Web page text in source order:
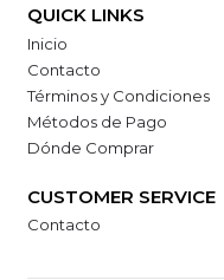
QUICK LINKS
Inicio
Contacto
Términos y Condiciones
Métodos de Pago
Dónde Comprar
CUSTOMER SERVICE
Contacto